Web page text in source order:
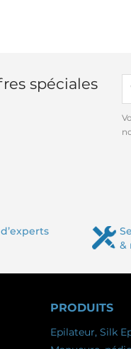
spéciales
&
PRODUITS
Epilateur, Silk